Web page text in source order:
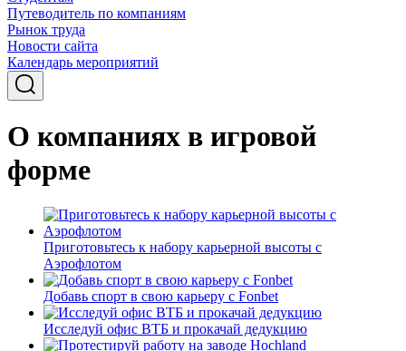
Путеводитель по компаниям
Рынок труда
Новости сайта
Календарь мероприятий
О компаниях в игровой
форме
Приготовьтесь к набору карьерной высоты с
Аэрофлотом
Добавь спорт в свою карьеру с Fonbet
Исследуй офис ВТБ и прокачай дедукцию